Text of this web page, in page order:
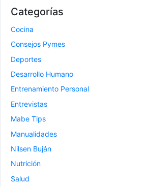
Categorías
Cocina
Consejos Pymes
Deportes
Desarrollo Humano
Entrenamiento Personal
Entrevistas
Mabe Tips
Manualidades
Nilsen Buján
Nutrición
Salud